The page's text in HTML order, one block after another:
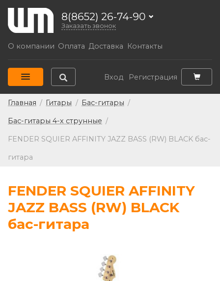
8(8652) 26-74-90
Заказать звонок
О компании Оплата Доставка Контакты
Вход Регистрация
Главная / Гитары / Бас-гитары /
Бас-гитары 4-х струнные /
FENDER SQUIER AFFINITY JAZZ BASS (RW) BLACK бас-
гитара
FENDER SQUIER AFFINITY
JAZZ BASS (RW) BLACK
бас-гитара